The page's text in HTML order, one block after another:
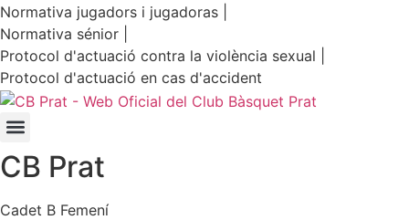
Normativa jugadors i jugadoras |
Normativa sénior |
Protocol d'actuació contra la violència sexual |
Protocol d'actuació en cas d'accident
CB Prat
Cadet B Femení